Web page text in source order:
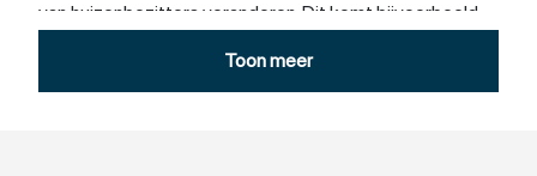
van huizenbezitters veranderen. Dit komt bijvoorbeeld
een slaap- of badkamer op de begane grond wilt.
Verbouwen is dan vaak voordeliger dan verhuizen. Er zijn
Toon meer